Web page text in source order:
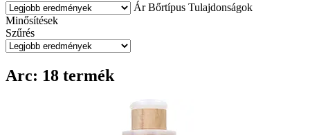
Ár Bőrtípus Tulajdonságok
Minősítések
Szűrés
Arc: 18 termék